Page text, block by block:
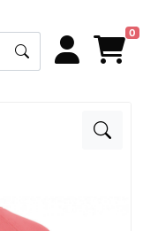
0